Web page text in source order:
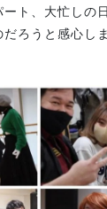
ト、大忙しの
ろうと感心し